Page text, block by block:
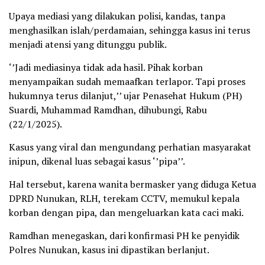
Upaya mediasi yang dilakukan polisi, kandas, tanpa
menghasilkan islah/perdamaian, sehingga kasus ini terus
menjadi atensi yang ditunggu publik.
‘’Jadi mediasinya tidak ada hasil. Pihak korban
menyampaikan sudah memaafkan terlapor. Tapi proses
hukumnya terus dilanjut,’’ ujar Penasehat Hukum (PH)
Suardi, Muhammad Ramdhan, dihubungi, Rabu
(22/1/2025).
Kasus yang viral dan mengundang perhatian masyarakat
inipun, dikenal luas sebagai kasus ‘’pipa’’.
Hal tersebut, karena wanita bermasker yang diduga Ketua
DPRD Nunukan, RLH, terekam CCTV, memukul kepala
korban dengan pipa, dan mengeluarkan kata caci maki.
Ramdhan menegaskan, dari konfirmasi PH ke penyidik
Polres Nunukan, kasus ini dipastikan berlanjut.